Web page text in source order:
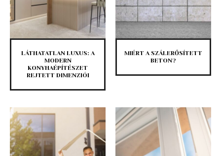
LÁTHATATLAN LUXUS: A
MODERN
KONYHAÉPÍTÉSZET
REJTETT DIMENZIÓI
MIÉRT A SZÁLERŐSÍTETT
BETON?